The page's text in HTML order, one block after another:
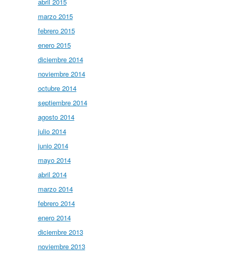
marzo 2015
febrero 2015
enero 2015
diciembre 2014
noviembre 2014
octubre 2014
septiembre 2014
agosto 2014
julio 2014
junio 2014
mayo 2014
abril 2014
marzo 2014
febrero 2014
enero 2014
diciembre 2013
noviembre 2013